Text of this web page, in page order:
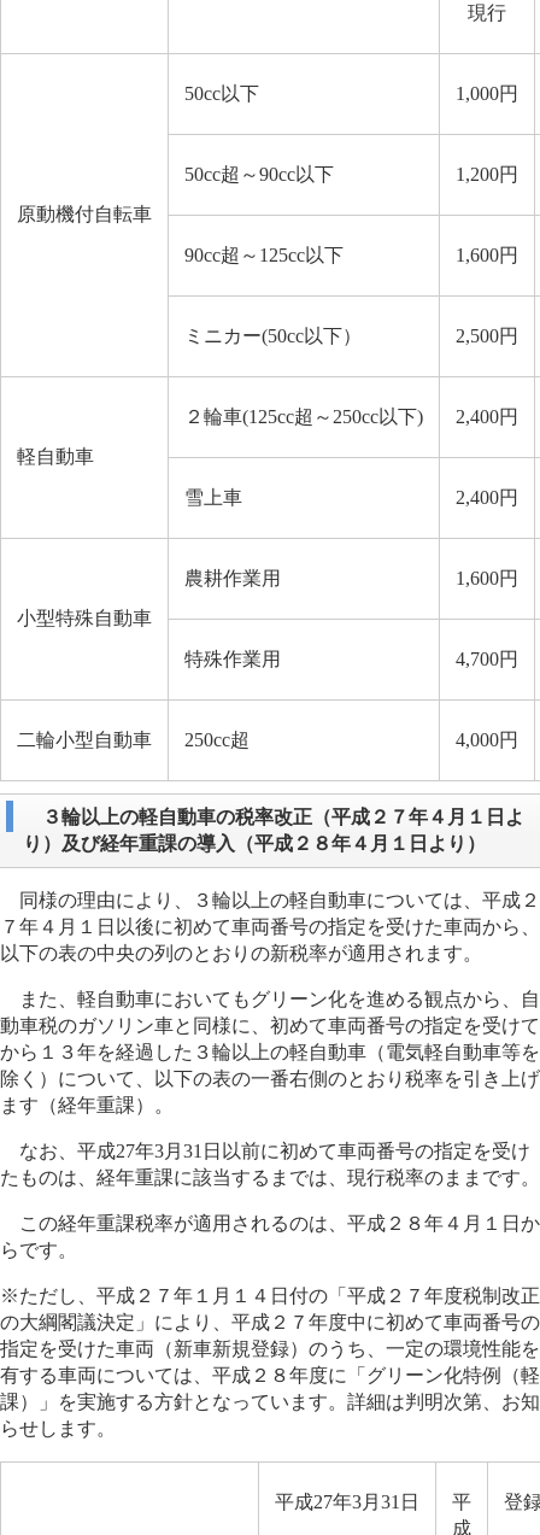
現行
原動機付自転車
50cc以下 1,000円
50cc超～90cc以下 1,200円
90cc超～125cc以下 1,600円
ミニカー(50cc以下） 2,500円
軽自動車
２輪車(125cc超～250cc以下) 2,400円
雪上車 2,400円
小型特殊自動車
農耕作業用 1,600円
特殊作業用 4,700円
二輪小型自動車 250cc超 4,000円
３輪以上の軽自動車の税率改正（平成２７年４月１日よ
り）及び経年重課の導入（平成２８年４月１日より）
同様の理由により、３輪以上の軽自動車については、平成２
７年４月１日以後に初めて車両番号の指定を受けた車両から、
以下の表の中央の列のとおりの新税率が適用されます。
また、軽自動車においてもグリーン化を進める観点から、自
動車税のガソリン車と同様に、初めて車両番号の指定を受けて
から１３年を経過した３輪以上の軽自動車（電気軽自動車等を
除く）について、以下の表の一番右側のとおり税率を引き上げ
ます（経年重課）。
なお、平成27年3月31日以前に初めて車両番号の指定を受け
たものは、経年重課に該当するまでは、現行税率のままです。
この経年重課税率が適用されるのは、平成２８年４月１日か
らです。
※ただし、平成２７年１月１４日付の「平成２７年度税制改正
の大綱閣議決定」により、平成２７年度中に初めて車両番号の
指定を受けた車両（新車新規登録）のうち、一定の環境性能を
有する車両については、平成２８年度に「グリーン化特例（軽
課）」を実施する方針となっています。詳細は判明次第、お知
らせします。
平成27年3月31日
平
成
登